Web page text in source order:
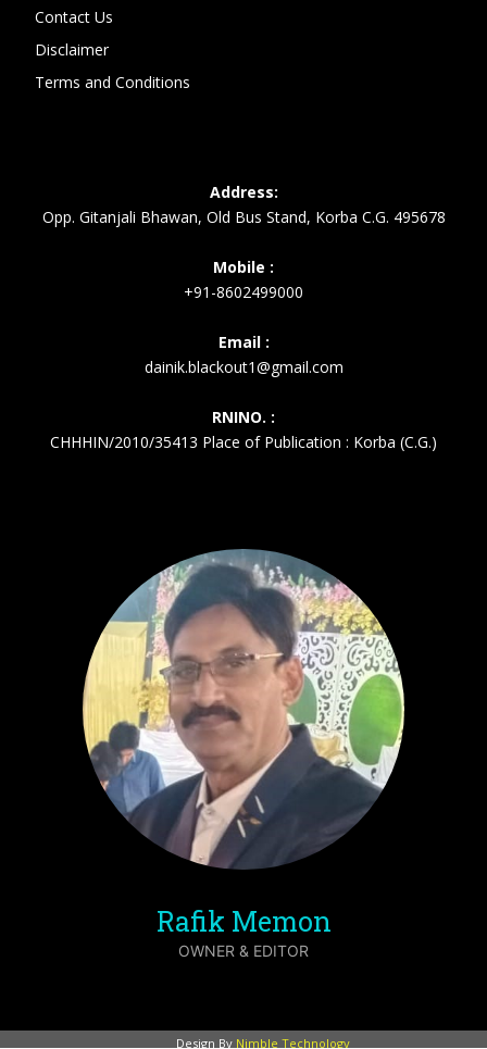
Contact Us
Disclaimer
Terms and Conditions
Address:
Opp. Gitanjali Bhawan, Old Bus Stand, Korba C.G. 495678
Mobile :
+91-8602499000
Email :
dainik.blackout1@gmail.com
RNINO. :
CHHHIN/2010/35413 Place of Publication : Korba (C.G.)
Rafik Memon
OWNER & EDITOR
Design By Nimble Technology